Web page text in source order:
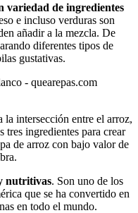
variedad de ingredientes
e incluso verduras son
añadir a la mezcla. De
diferentes tipos de
gustativas.
la intersección entre el arroz,
tres ingredientes para crear
de arroz con bajo valor de
nutritivas. Son uno de los
que se ha convertido en
en todo el mundo.